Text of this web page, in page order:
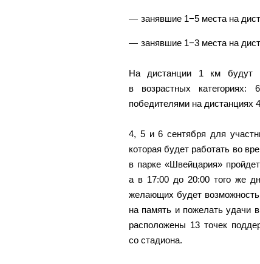
занявшие 1−5 места на
занявшие 1−3 места на
На дистанции 1 км будут
в возрастных
победителями на дистанциях
4, 5 и 6 сентября для
которая будет работать во
в парке «Швейцария»
а в 17:00 до 20:00 того же
желающих будет
на память и пожелать удачи
расположены 13 точек
со стадиона.